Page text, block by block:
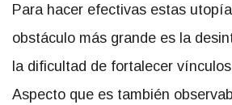
Para hacer efectivas estas
obstáculo más grande es la
la dificultad de fortalecer
Aspecto que es también